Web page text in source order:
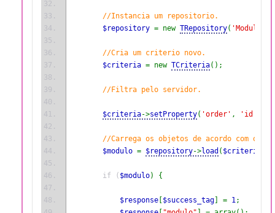
//Instancia um repositorio.
$repository = new TRepository( 'Modulo'
//Cria um criterio novo.
$criteria = new TCriteria();
//Filtra pelo servidor.
$criteria->setProperty( 'order' , 'id'
//Carrega os objetos de acordo com o
$modulo = $repository->load ( $criteria
        if (
$modulo) {
$response $success_tag ] = 1;